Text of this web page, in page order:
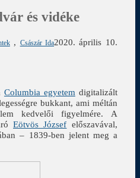
és vidéke
, Császár Ida2020. április 10.
Columbia egyetem digitalizált
bukkant, ami méltán
kedvelői figyelmére. A
Eötvös József előszavával,
– 1839-ben jelent meg a